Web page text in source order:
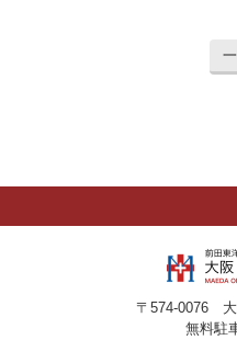
〒574-0076 大
無料駐